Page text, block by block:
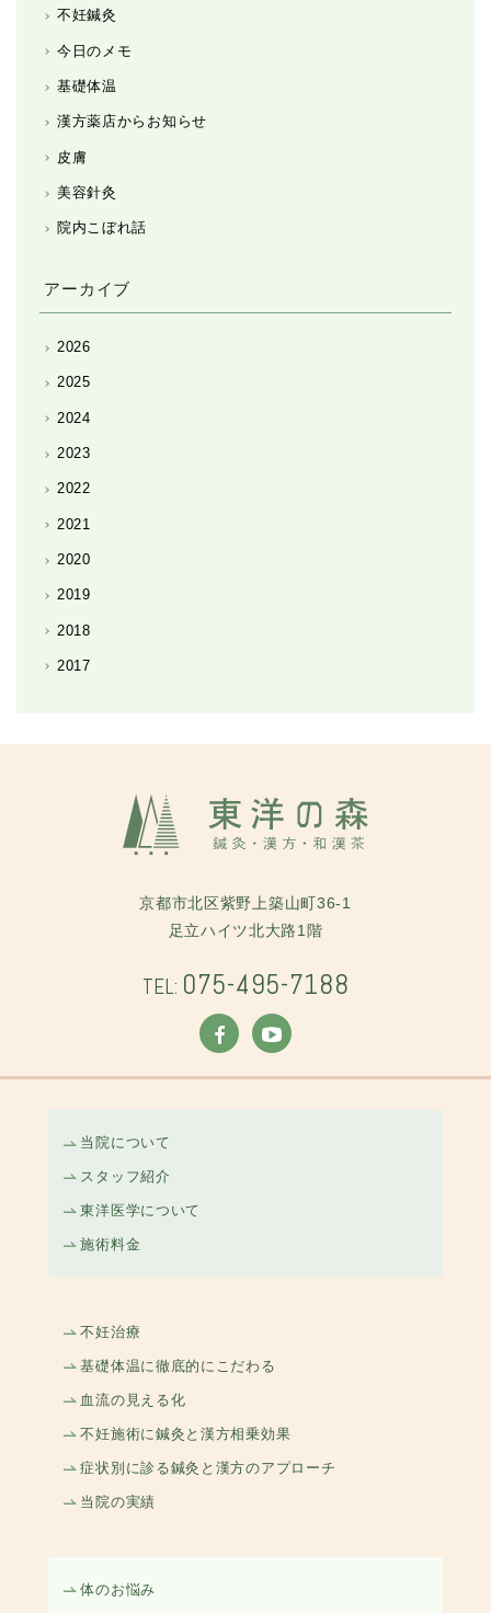
不妊鍼灸
今日のメモ
基礎体温
漢方薬店からお知らせ
皮膚
美容針灸
院内こぼれ話
アーカイブ
2026
2025
2024
2023
2022
2021
2020
2019
2018
2017
京都市北区紫野上築山町36-1
足立ハイツ北大路1階
TEL: 075-495-7188
当院について
スタッフ紹介
東洋医学について
施術料金
不妊治療
基礎体温に徹底的にこだわる
血流の見える化
不妊施術に鍼灸と漢方相乗効果
症状別に診る鍼灸と漢方のアプローチ
当院の実績
体のお悩み